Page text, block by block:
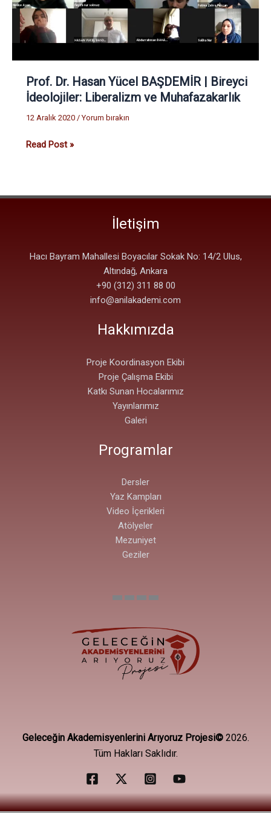
Prof. Dr. Hasan Yücel BAŞDEMİR | Bireyci
İdeolojiler: Liberalizm ve Muhafazakarlık
12 Aralık 2020 /Yorum bırakın
Bireyci
İdeolojiler:
Liberalizm
ve
Muhafazakarlık
Read Post »
İletişim
Hacı Bayram Mahallesi Boyacılar Sokak No: 14/2 Ulus,
Altındağ, Ankara
+90 (312) 311 88 00
info@anilakademi.com
Hakkımızda
Proje Koordinasyon Ekibi
Proje Çalışma Ekibi
Katkı Sunan Hocalarımız
Yayınlarımız
Galeri
Programlar
Dersler
Yaz Kampları
Video İçerikleri
Atölyeler
Mezuniyet
Geziler
Geleceğin Akademisyenlerini Arıyoruz Projesi©2026.
Tüm Hakları Saklıdır.